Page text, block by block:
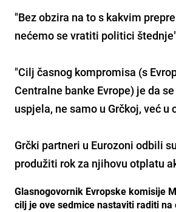
"Bez obzira na to s kakvim
nećemo se vratiti politici štednje
"Cilj časnog kompromisa (s
Centralne banke Evrope) je da
uspjela, ne samo u Grčkoj, već
Grčki partneri u Eurozoni odbili
produžiti rok za njihovu otplatu
Glasnogovornik Evropske komisije
cilj je ove sedmice nastaviti raditi na